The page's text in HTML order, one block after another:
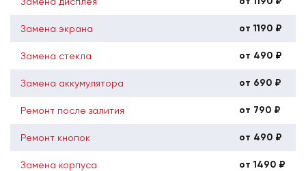
Замена экрана от 1190 ₽
Замена стекла от 490 ₽
Замена аккумулятора от 690 ₽
Ремонт после залития от 790 ₽
Ремонт кнопок от 490 ₽
Замена корпуса от 1490 ₽